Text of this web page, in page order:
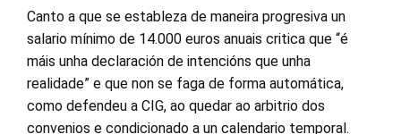
Canto a que se estableza de maneira progresiva un
salario mínimo de 14.000 euros anuais critica que “é
máis unha declaración de intencións que unha
realidade” e que non se faga de forma automática,
como defendeu a CIG, ao quedar ao arbitrio dos
convenios e condicionado a un calendario temporal.